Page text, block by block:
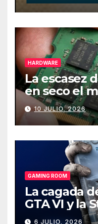
HARDWARE
La escasez
en seco el
de PCs
10 JULIO, 2026
GAMING ROOM
La cagada
GTA VI y la
Gaming
6 JULIO, 2026